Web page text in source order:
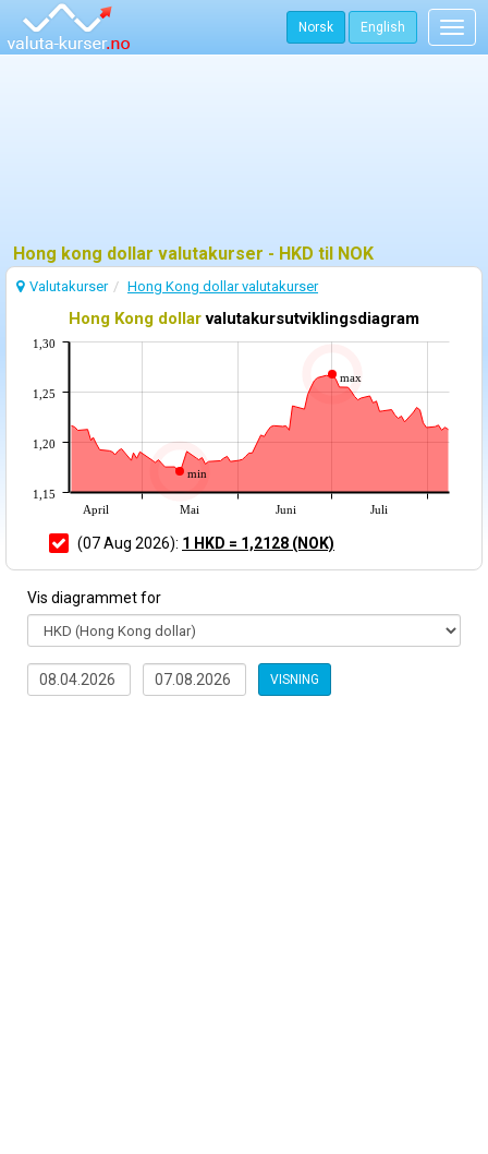
Norsk English
Hong kong dollar valutakurser - HKD til NOK
Valutakurser Hong Kong dollar valutakurser
Hong Kong dollarvalutakursutviklingsdiagram
min
max
April Mai Juni Juli
1,15
1,20
1,25
1,30
(07 Aug 2026): 1 HKD = 1,2128 (NOK)
Vis diagrammet for
VISNING